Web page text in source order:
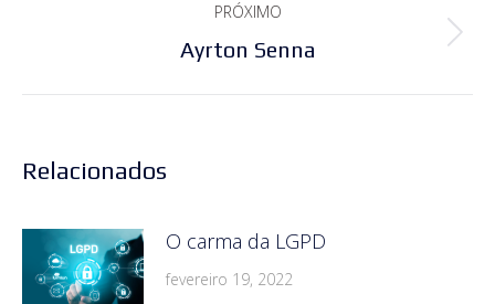
PRÓXIMO
Próximo
Ayrton Senna
Relacionados
O carma da LGPD
fevereiro 19, 2022